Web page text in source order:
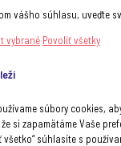
vášho súhlasu, uveďte
vybrané Povoliť všetky
súbory cookies,
si zapamätáme Vaše
súhlasíte s